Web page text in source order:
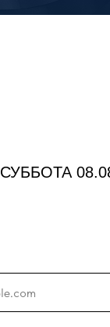
СУББОТА